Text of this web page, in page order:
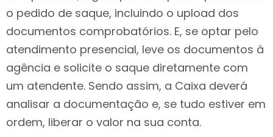
o pedido de saque, incluindo o upload dos
documentos comprobatórios. E, se optar pelo
atendimento presencial, leve os documentos à
agência e solicite o saque diretamente com
um atendente. Sendo assim, a Caixa deverá
analisar a documentação e, se tudo estiver em
ordem, liberar o valor na sua conta.